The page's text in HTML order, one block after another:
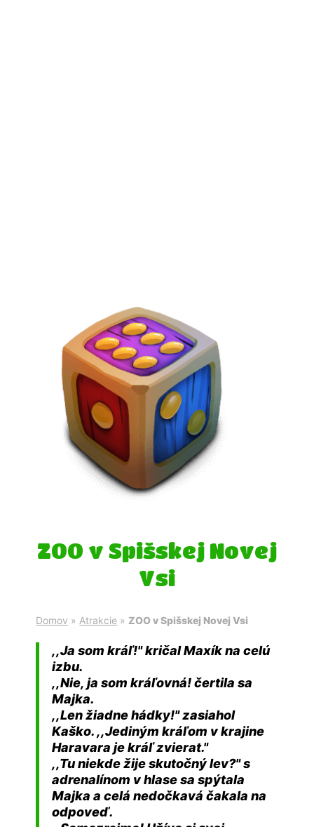
ZOO v Spišskej Novej
Vsi
Domov » Atrakcie » ZOO v Spišskej Novej Vsi
,,Ja som kráľ!" kričal Maxík na celú
izbu.
,,Nie, ja som kráľovná! čertila sa
Majka.
,,Len žiadne hádky!" zasiahol
Kaško. ,,Jediným kráľom v krajine
Haravara je kráľ zvierat."
,,Tu niekde žije skutočný lev?" s
adrenalínom v hlase sa spýtala
Majka a celá nedočkavá čakala na
odpoveď.